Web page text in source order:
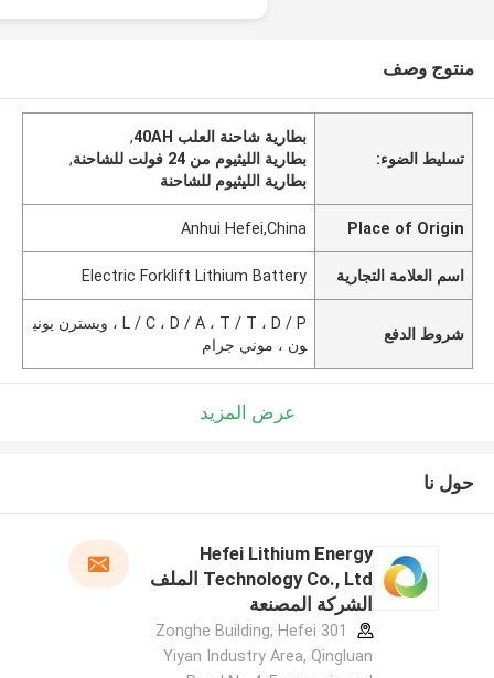
منتوج وصف
تسليط الضوء:
بطارية شاحنة العلب 40AH
,
بطارية الليثيوم من 24 فولت للشاحنة
,
بطارية الليثيوم للشاحنة
Place of Origin
Anhui Hefei,China
اسم العلامة التجارية Electric Forklift Lithium Battery
شروط الدفع
L / C ، D / A ، T / T ، D / P ، ويسترن يوني
ون ، موني جرام
عرض المزيد
حول نا
Hefei Lithium Energy
Technology Co., Ltd الملف
الشركة المصنعة
301 Zonghe Building, Hefei
Yiyan Industry Area, Qingluan